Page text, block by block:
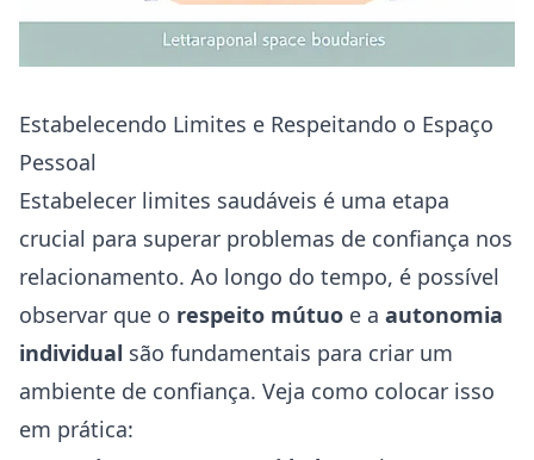
Estabelecendo Limites e Respeitando o Espaço
Pessoal
Estabelecer limites saudáveis é uma etapa
crucial para superar problemas de confiança nos
relacionamento. Ao longo do tempo, é possível
observar que o respeito mútuo e a autonomia
individual são fundamentais para criar um
ambiente de confiança. Veja como colocar isso
em prática: